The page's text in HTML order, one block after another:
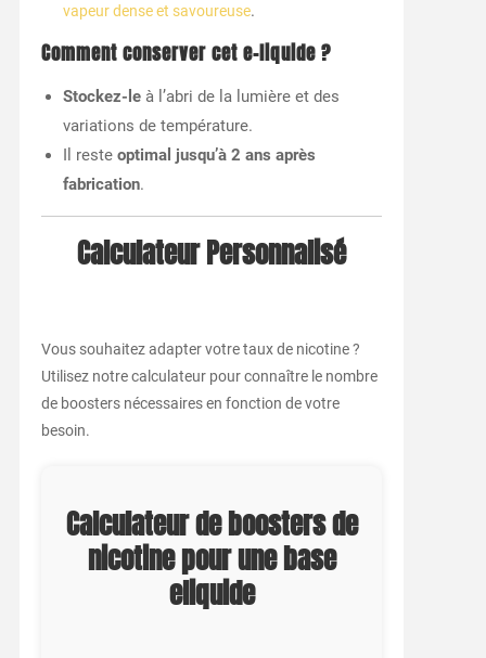
vapeur dense et savoureuse.
Comment conserver cet e-liquide ?
Stockez-leà l’abri de la lumière et des
variations de température.
Il reste optimal jusqu’à 2 ans après
fabrication.
Calculateur Personnalisé
Vous souhaitez adapter votre taux de nicotine ?
Utilisez notre calculateur pour connaître le nombre
de boosters nécessaires en fonction de votre
besoin.
Calculateur de boosters de
nicotine pour une base
eliquide